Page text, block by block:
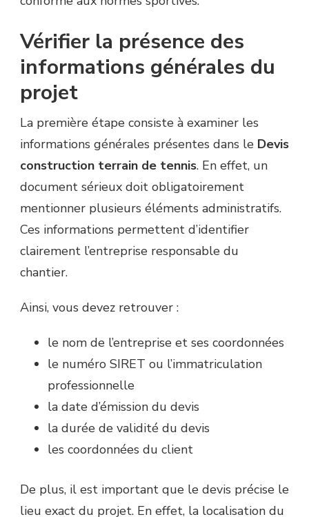
Vérifier la présence des
informations générales du
projet
La première étape consiste à examiner les
informations générales présentes dans le Devis
construction terrain de tennis. En effet, un
document sérieux doit obligatoirement
mentionner plusieurs éléments administratifs.
Ces informations permettent d’identifier
clairement l’entreprise responsable du
chantier.
Ainsi, vous devez retrouver :
le nom de l’entreprise et ses coordonnées
le numéro SIRET ou l’immatriculation
professionnelle
la date d’émission du devis
la durée de validité du devis
les coordonnées du client
De plus, il est important que le devis précise le
lieu exact du projet. En effet, la localisation du